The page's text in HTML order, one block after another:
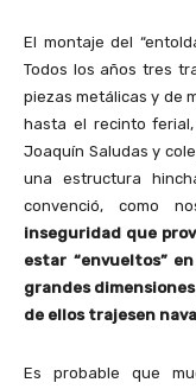
El montaje del
Todos los años tres
piezas metálicas y de
hasta el recinto
Joaquín Saludas y
una estructura
convenció, como
inseguridad que
estar “envueltos”
grandes
de ellos trajesen
Es probable que